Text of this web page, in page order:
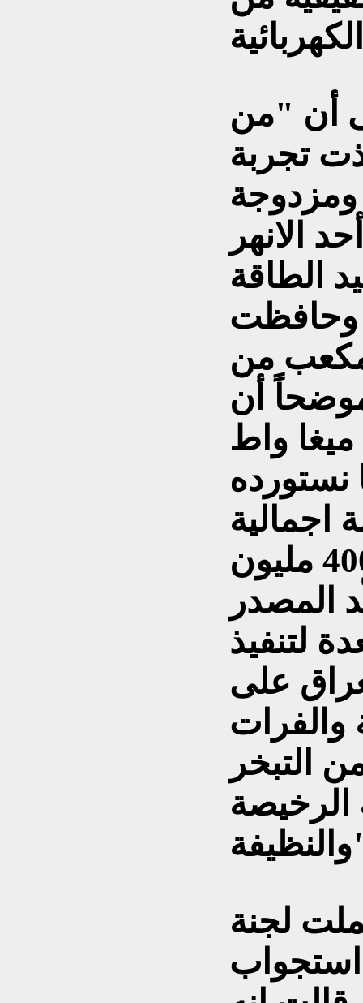
أن "من
تجربة
الانهر
توليد الطاقة
وحافظت
متر مكعب من
أن
"هذه الالواح تنتج قرابة 2 ميغا واط
اجمالية
للمشروع تبلغ نحو 400 مليون
المصدر
لتنفيذ
على
التبخر
الرخيصة
لجنة